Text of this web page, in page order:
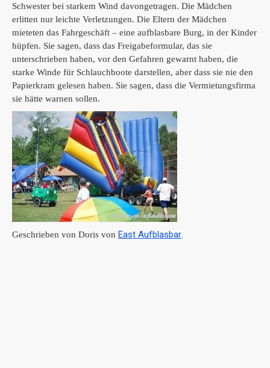
Schwester bei starkem Wind davongetragen. Die Mädchen
erlitten nur leichte Verletzungen. Die Eltern der Mädchen
mieteten das Fahrgeschäft – eine aufblasbare Burg, in der Kinder
hüpfen. Sie sagen, dass das Freigabeformular, das sie
unterschrieben haben, vor den Gefahren gewarnt haben, die
starke Winde für Schlauchboote darstellen, aber dass sie nie den
Papierkram gelesen haben. Sie sagen, dass die Vermietungsfirma
sie hätte warnen sollen.
Geschrieben von Doris von East Aufblasbar.